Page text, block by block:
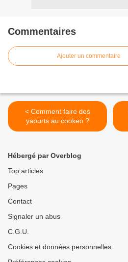
Commentaires
Ajouter un commentaire
< Comment faire des
yaourts au cookeo ?
Hébergé par Overblog
Top articles
Pages
Contact
Signaler un abus
C.G.U.
Cookies et données personnelles